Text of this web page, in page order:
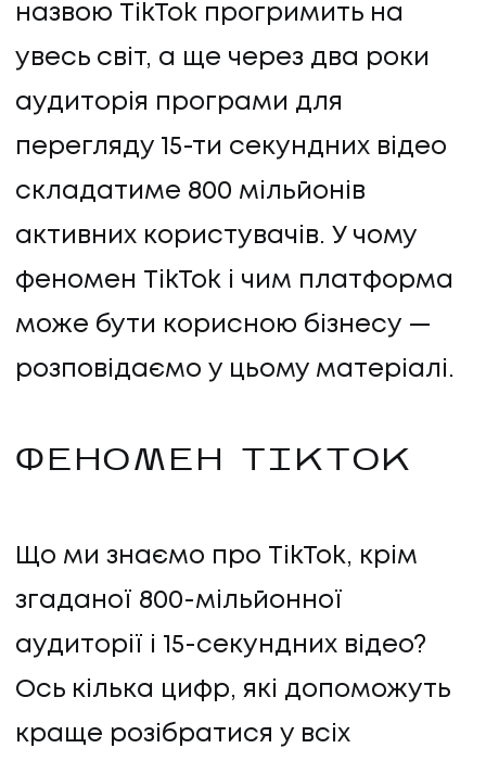
назвою TikTok прогримить на
увесь світ, а ще через два роки
аудиторія програми для
перегляду 15-ти секундних відео
складатиме 800 мільйонів
активних користувачів. У чому
феномен TikTok і чим платформа
може бути корисною бізнесу —
розповідаємо у цьому матеріалі.
ФЕНОМЕН TIKTOK
Що ми знаємо про TikTok, крім
згаданої 800-мільйонної
аудиторії і 15-секундних відео?
Ось кілька цифр, які допоможуть
краще розібратися у всіх